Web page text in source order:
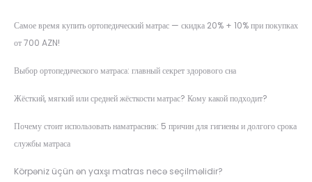
Самое время купить ортопедический матрас — скидка 20% + 10% при покупках
от 700 AZN!
Выбор ортопедического матраса: главный секрет здорового сна
Жёсткий, мягкий или средней жёсткости матрас? Кому какой подходит?
Почему стоит использовать наматрасник: 5 причин для гигиены и долгого срока
службы матраса
Körpəniz üçün ən yaxşı matras necə seçilməlidir?